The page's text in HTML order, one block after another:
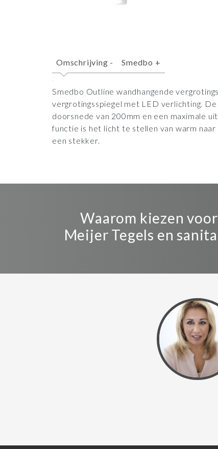
Omschrijving - Smedbo +
Smedbo Outline wandhangende
vergrotingsspiegel met LED verlichting.
doorsnede van 200mm en een maximale
functie is het licht te stellen van warm
een stekker.
Waarom kiezen voor
Meijer Tegels en